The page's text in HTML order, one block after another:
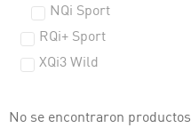
NQi Sport
RQi+ Sport
XQi3 Wild
No se encontraron productos